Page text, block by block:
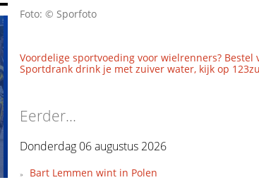
Foto: © Sporfoto
Voordelige sportvoeding voor wielrenners?
Sportdrank drink je met zuiver water, kijk op
Eerder...
Donderdag 06 augustus 2026
Bart Lemmen wint in Polen